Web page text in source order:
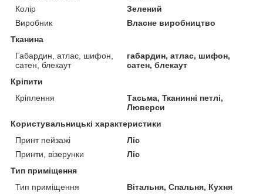
Колір
Зелений
Виробник
Власне виробництво
Тканина
Габардин, атлас, шифон,
сатен, блекаут
габардин, атлас, шифон,
сатен, блекаут
Кріпити
Кріплення
Тасьма, Тканинні петлі,
Люверси
Користувальницькі характеристики
Принт пейзажі
Ліс
Принти, візерунки
Ліс
Тип приміщення
Тип приміщення
Вітальня, Спальня, Кухня